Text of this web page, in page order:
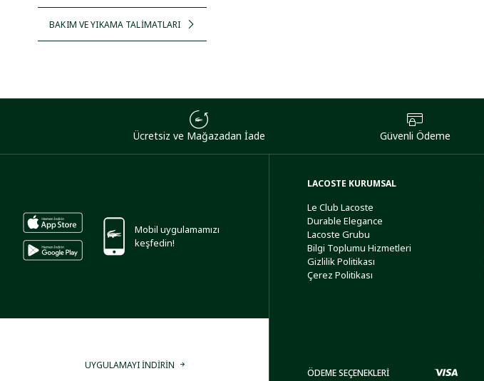
BAKIM VE YIKAMA TALİMATLARI
Ücretsiz ve Mağazadan İade Güvenli Ödeme
Mobil uygulamamızı
keşfedin!
UYGULAMAYI İNDİRİN
LACOSTE KURUMSAL
Le Club Lacoste
Durable Elegance
Lacoste Grubu
Bilgi Toplumu Hizmetleri
Gizlilik Politikası
Çerez Politikası
ÖDEME SEÇENEKLERİ